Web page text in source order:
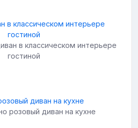
в классическом интерьере
гостиной
розовый диван на кухне